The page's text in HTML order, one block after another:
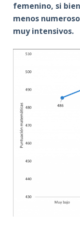
femenino, si
menos
muy intensivos.